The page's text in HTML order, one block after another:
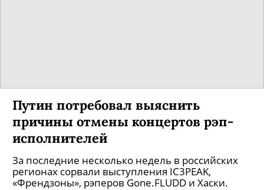
Путин потребовал выяснить
причины отмены концертов рэп-
исполнителей
За последние несколько недель в российских
регионах сорвали выступления IC3PEAK,
«Френдзоны», рэперов Gone.FLUDD и Хаски.